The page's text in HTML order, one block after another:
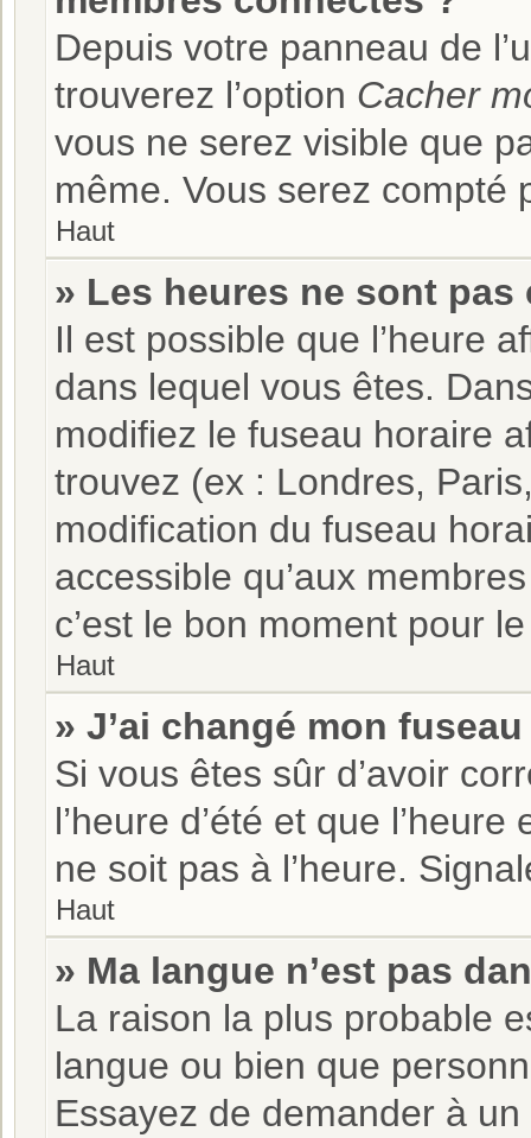
Depuis votre panneau de
trouverez l’option Cacher
vous ne serez visible que
même. Vous serez compté
Haut
» Les heures ne sont pas
Il est possible que l’heure
dans lequel vous êtes.
modifiez le fuseau horaire
trouvez (ex : Londres,
modification du fuseau
accessible qu’aux
c’est le bon moment pour
Haut
» J’ai changé mon
Si vous êtes sûr d’avoir
l’heure d’été et que
ne soit pas à l’heure.
Haut
» Ma langue n’est pas
La raison la plus probable
langue ou bien que
Essayez de demander à